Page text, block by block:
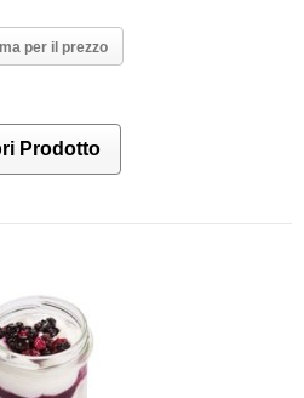
per il prezzo
Prodotto